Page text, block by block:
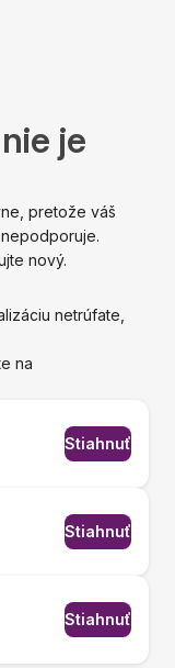
je
pretože váš
nový.
netrúfate,
na
Stiahnuť
Stiahnuť
Stiahnuť